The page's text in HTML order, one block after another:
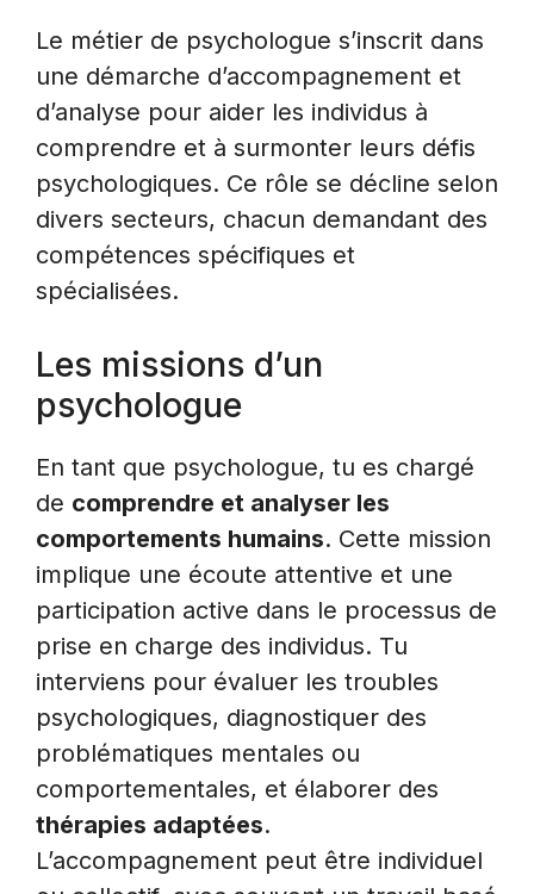
Le métier de psychologue s’inscrit dans
une démarche d’accompagnement et
d’analyse pour aider les individus à
comprendre et à surmonter leurs défis
psychologiques. Ce rôle se décline selon
divers secteurs, chacun demandant des
compétences spécifiques et
spécialisées.
Les missions d’un
psychologue
En tant que psychologue, tu es chargé
de comprendre et analyser les
comportements humains. Cette mission
implique une écoute attentive et une
participation active dans le processus de
prise en charge des individus. Tu
interviens pour évaluer les troubles
psychologiques, diagnostiquer des
problématiques mentales ou
comportementales, et élaborer des
thérapies adaptées.
L’accompagnement peut être individuel